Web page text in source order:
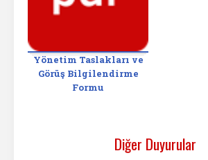
Yönetim Taslakları ve
Görüş Bilgilendirme
Formu
Diğer Duyurular